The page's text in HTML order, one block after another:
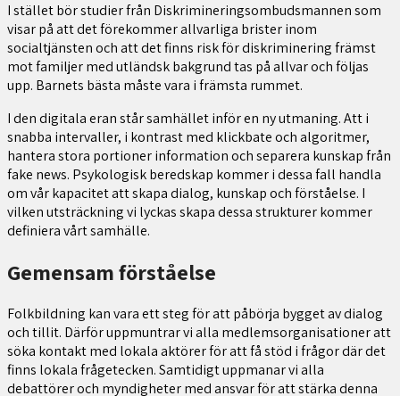
I stället bör studier från Diskrimineringsombudsmannen som
visar på att det förekommer allvarliga brister inom
socialtjänsten och att det finns risk för diskriminering främst
mot familjer med utländsk bakgrund tas på allvar och följas
upp. Barnets bästa måste vara i främsta rummet.
I den digitala eran står samhället inför en ny utmaning. Att i
snabba intervaller, i kontrast med klickbate och algoritmer,
hantera stora portioner information och separera kunskap från
fake news. Psykologisk beredskap kommer i dessa fall handla
om vår kapacitet att skapa dialog, kunskap och förståelse. I
vilken utsträckning vi lyckas skapa dessa strukturer kommer
definiera vårt samhälle.
Gemensam förståelse
Folkbildning kan vara ett steg för att påbörja bygget av dialog
och tillit. Därför uppmuntrar vi alla medlemsorganisationer att
söka kontakt med lokala aktörer för att få stöd i frågor där det
finns lokala frågetecken. Samtidigt uppmanar vi alla
debattörer och myndigheter med ansvar för att stärka denna